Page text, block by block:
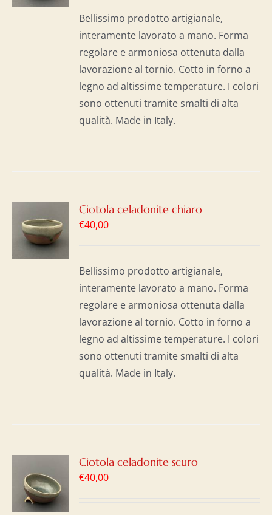
Bellissimo prodotto artigianale,
interamente lavorato a mano. Forma
regolare e armoniosa ottenuta dalla
lavorazione al tornio. Cotto in forno a
legno ad altissime temperature. I colori
sono ottenuti tramite smalti di alta
qualità. Made in Italy.
Ciotola celadonite chiaro
€40,00
Bellissimo prodotto artigianale,
interamente lavorato a mano. Forma
regolare e armoniosa ottenuta dalla
lavorazione al tornio. Cotto in forno a
legno ad altissime temperature. I colori
sono ottenuti tramite smalti di alta
qualità. Made in Italy.
Ciotola celadonite scuro
€40,00